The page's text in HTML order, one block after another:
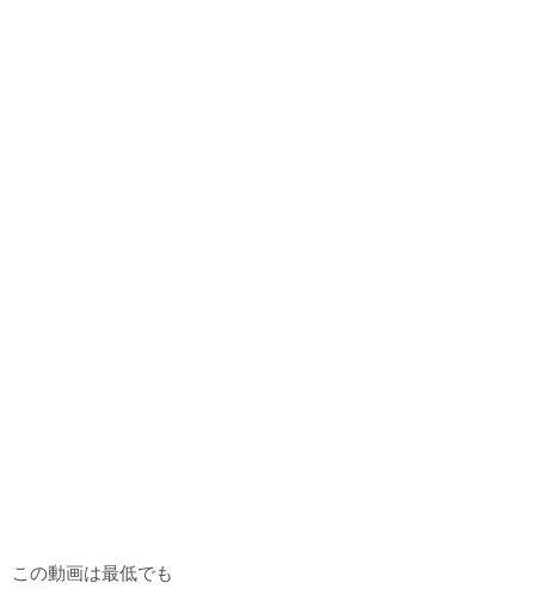
この動画は最低でも